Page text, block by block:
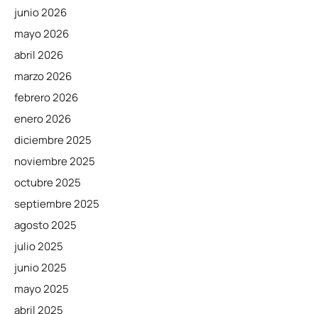
junio 2026
mayo 2026
abril 2026
marzo 2026
febrero 2026
enero 2026
diciembre 2025
noviembre 2025
octubre 2025
septiembre 2025
agosto 2025
julio 2025
junio 2025
mayo 2025
abril 2025